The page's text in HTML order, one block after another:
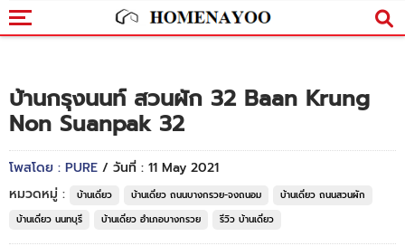
บ้านกรุงนนท์ สวนผัก 32 Baan Krung
Non Suanpak 32
โพสโดย : PURE / วันที่ : 11 May 2021
หมวดหมู่ :
บ้านเดี่ยว บ้านเดี่ยว ถนนบางกรวย-จงถนอม
บ้านเดี่ยว ถนนสวนผัก
บ้านเดี่ยว นนทบุรี
บ้านเดี่ยว อำเภอบางกรวย รีวิว บ้านเดี่ยว